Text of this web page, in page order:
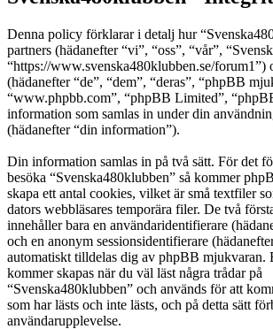
Denna policy förklarar i detalj hur
partners (hädanefter “vi”, “oss”, “vår”,
“https://www.svenska480klubben.se/forum1”)
(hädanefter “de”, “dem”, “deras”, “phpBB
“www.phpbb.com”, “phpBB Limited”,
information som samlas in under din
(hädanefter “din information”).
Din information samlas in på två sätt. För det
besöka “Svenska480klubben” så kommer
skapa ett antal cookies, vilket är små textfiler
dators webbläsares temporära filer. De två
innehåller bara en användaridentifierare
och en anonym sessionsidentifierare
automatiskt tilldelas dig av phpBB mjukvaran.
kommer skapas när du väl läst några trådar på
“Svenska480klubben” och används för att
som har lästs och inte lästs, och på detta sätt
användarupplevelse.